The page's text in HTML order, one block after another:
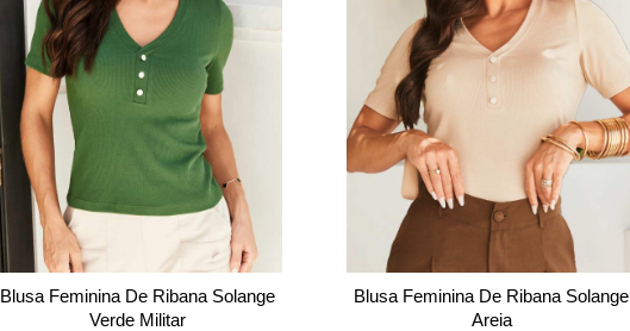
Blusa Feminina De Ribana Solange
Verde Militar
Blusa Feminina De Ribana Solange
Areia